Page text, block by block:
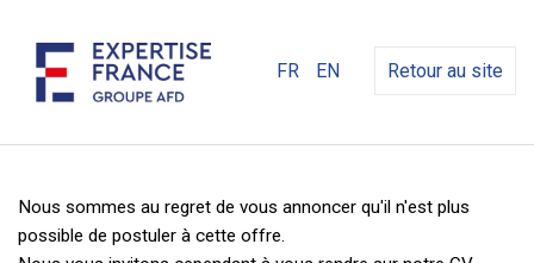
FR EN Retour au site
Nous sommes au regret de vous annoncer qu'il n'est plus
possible de postuler à cette offre.